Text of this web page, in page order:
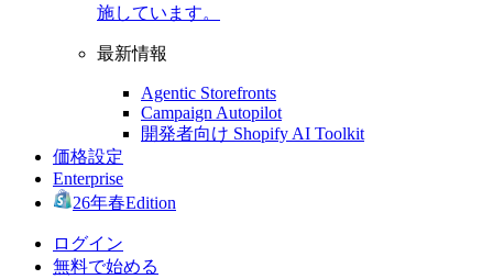
施しています。
最新情報
Agentic Storefronts
Campaign Autopilot
開発者向け Shopify AI Toolkit
価格設定
Enterprise
26年春Edition
ログイン
無料で始める